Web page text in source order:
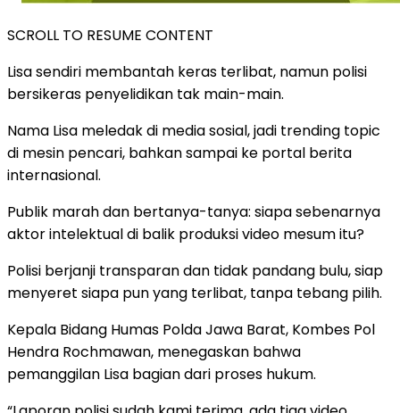
SCROLL TO RESUME CONTENT
Lisa sendiri membantah keras terlibat, namun polisi
bersikeras penyelidikan tak main-main.
Nama Lisa meledak di media sosial, jadi trending topic
di mesin pencari, bahkan sampai ke portal berita
internasional.
Publik marah dan bertanya-tanya: siapa sebenarnya
aktor intelektual di balik produksi video mesum itu?
Polisi berjanji transparan dan tidak pandang bulu, siap
menyeret siapa pun yang terlibat, tanpa tebang pilih.
Kepala Bidang Humas Polda Jawa Barat, Kombes Pol
Hendra Rochmawan, menegaskan bahwa
pemanggilan Lisa bagian dari proses hukum.